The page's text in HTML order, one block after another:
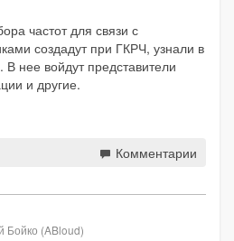
частот для связи с
создадут при ГКРЧ, узнали в
войдут представители
и другие.
Комментарии
Бойко (ABloud)